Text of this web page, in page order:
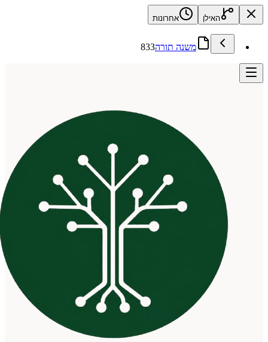
האילן אחרונות
משנה תורה833